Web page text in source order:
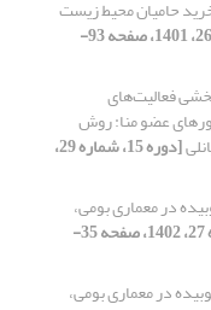
حامیان محیط زیست
[دوره 13، شماره 26، 1401، صفحه 93-
فعالیت‌‌های
عضو منا: روش
[دوره 15، شماره 29،
در معماری بومی،
[دوره 15، شماره 27، 1402، صفحه 35-
در معماری بومی،